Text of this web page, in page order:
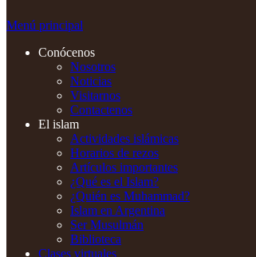
Menú principal
Conócenos
Nosotros
Noticias
Visitarnos
Contactenos
El islam
Actividades islámicas
Horarios de rezos
Artículos importantes
¿Qué es el Islam?
¿Quién es Muhammad?
Islam en Argentina
Ser Musulmán
Biblioteca
Clases virtuales